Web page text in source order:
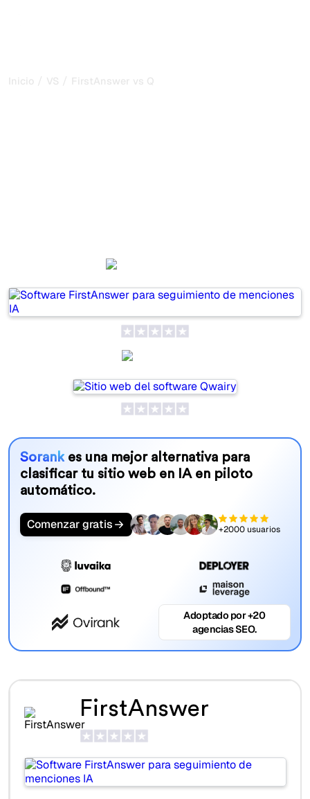
Inicio / VS / FirstAnswer vs Qwairy
Sorankes una mejor alternativa para
clasificar tu sitio web en IA en piloto
automático.
Comenzar gratis +2000 usuarios
Adoptado por +20
agencias SEO.
FirstAnswer